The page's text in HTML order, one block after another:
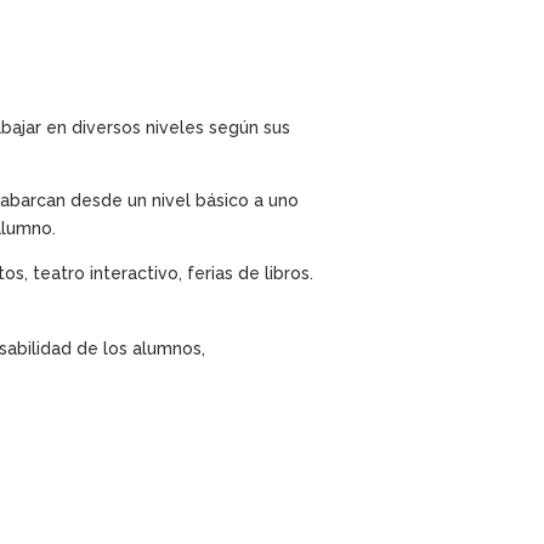
en diversos niveles según sus
desde un nivel básico a uno
teatro interactivo, ferias de libros.
de los alumnos,